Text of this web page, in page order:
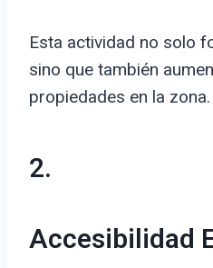
Esta actividad no solo
sino que también
propiedades en la zona.
2.
Accesibilidad